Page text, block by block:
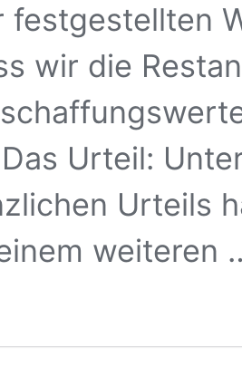
festgestellten
wir die
Urteil:
Urteils
weiteren